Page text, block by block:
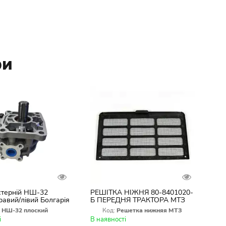
НШ-32
лівий Болгарія
НШ-32 плоский
РЕШІТКА НІЖНЯ 80-8401020-
Б ПЕРЕДНЯ ТРАКТОРА МТЗ
Код: Решетка нижняя МТЗ
В наявності